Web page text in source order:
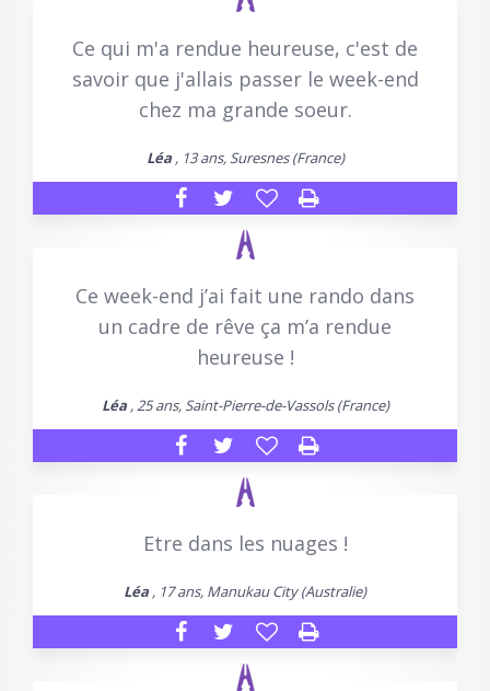
Ce qui m'a rendue heureuse, c'est de
savoir que j'allais passer le week-end
chez ma grande soeur.
Léa, 13 ans, Suresnes (France)
Ce week-end j’ai fait une rando dans
un cadre de rêve ça m’a rendue
heureuse !
Léa, 25 ans, Saint-Pierre-de-Vassols (France)
Etre dans les nuages !
Léa , 17 ans, Manukau City (Australie)